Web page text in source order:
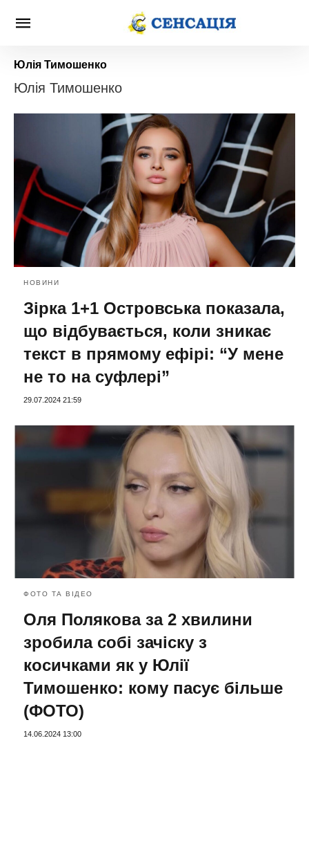
Юлія Тимошенко
Юлія Тимошенко
НОВИНИ
Зірка 1+1 Островська показала,
що відбувається, коли зникає
текст в прямому ефірі: “У мене
не то на суфлері”
29.07.2024 21:59
ФОТО ТА ВІДЕО
Оля Полякова за 2 хвилини
зробила собі зачіску з
косичками як у Юлії
Тимошенко: кому пасує більше
(ФОТО)
14.06.2024 13:00